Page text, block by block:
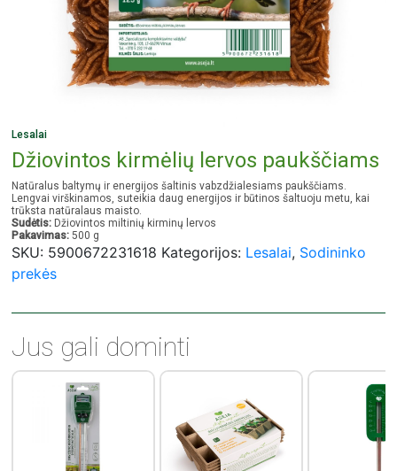
Lesalai
Džiovintos kirmėlių lervos paukščiams
Natūralus baltymų ir energijos šaltinis vabzdžialesiams paukščiams.
Lengvai virškinamos, suteikia daug energijos ir būtinos šaltuoju metu, kai
trūksta natūralaus maisto.
Sudėtis: Džiovintos miltinių kirminų lervos
Pakavimas: 500 g
SKU: 5900672231618 Kategorijos: Lesalai, Sodininko
prekės
Jus gali dominti